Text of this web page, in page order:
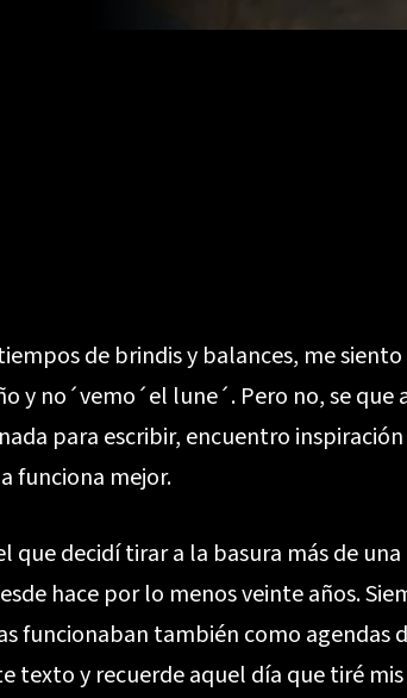
de brindis y balances, me
y no´vemo´el lune´. Pero no, se que
para escribir, encuentro
funciona mejor.
que decidí tirar a la basura más de
hace por lo menos veinte años.
funcionaban también como agendas
texto y recuerde aquel día que tiré